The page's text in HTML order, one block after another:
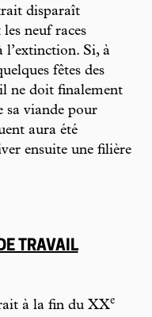
disparaît
neuf races
l’extinction. Si, à
fêtes des
il ne doit finalement
sa viande pour
aura été
ensuite une filière
TRAVAIL
à la fin du XXe